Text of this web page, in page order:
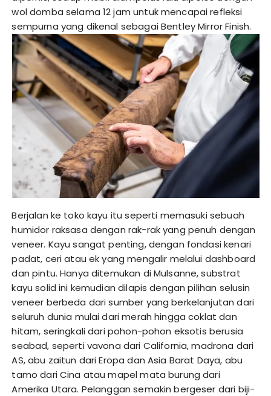
wol domba selama 12 jam untuk mencapai refleksi
sempurna yang dikenal sebagai Bentley Mirror Finish.
Berjalan ke toko kayu itu seperti memasuki sebuah
humidor raksasa dengan rak-rak yang penuh dengan
veneer. Kayu sangat penting, dengan fondasi kenari
padat, ceri atau ek yang mengalir melalui dashboard
dan pintu. Hanya ditemukan di Mulsanne, substrat
kayu solid ini kemudian dilapis dengan pilihan selusin
veneer berbeda dari sumber yang berkelanjutan dari
seluruh dunia mulai dari merah hingga coklat dan
hitam, seringkali dari pohon-pohon eksotis berusia
seabad, seperti vavona dari California, madrona dari
AS, abu zaitun dari Eropa dan Asia Barat Daya, abu
tamo dari Cina atau mapel mata burung dari
Amerika Utara. Pelanggan semakin bergeser dari biji-